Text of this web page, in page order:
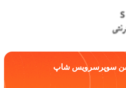
سوپرسرویس شاپ